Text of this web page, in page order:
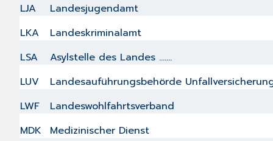
LJA
Landesjugendamt
LKA
Landeskriminalamt
LSA
Asylstelle des Landes .......
LUV
Landesauführungsbehörde
LWF
Landeswohlfahrtsverband
MDK
Medizinischer Dienst